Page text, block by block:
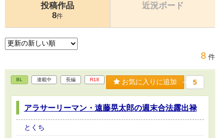
投稿作品
8件
近況ボード
8 件
BL 連載中 長編 R18 お気に入りに追加 5
アラサーリーマン・遠藤晃太郎の週末合法露出禄
とくち